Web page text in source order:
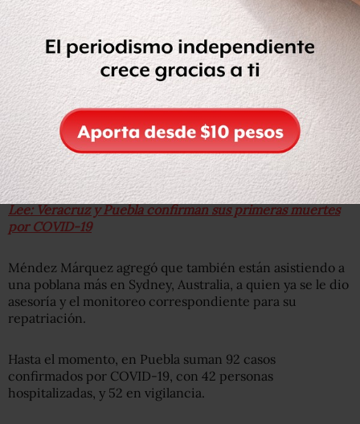
Mientras que el caso de Coatzingo era un hombre de 65
años que trabajaba en un restaurante. Su cuerpo será
incinerado en Nueva York y sus restos trasladados a
Puebla hasta que termine la contingencia en EU.
El secretario de gobierno, David Méndez Márquez,
señaló que en medios de comunicación y redes sociales
se habla de más fallecimientos, pero será hasta que lo
confirmen con las familias y con el cónsul de México en
NY, que ellos lo harán oficial.
Lee: Veracruz y Puebla confirman sus primeras muertes
por COVID-19
Méndez Márquez agregó que también están asistiendo a
una poblana más en Sydney, Australia, a quien ya se le dio
asesoría y el monitoreo correspondiente para su
repatriación.
Hasta el momento, en Puebla suman 92 casos
confirmados por COVID-19, con 42 personas
hospitalizadas, y 52 en vigilancia.